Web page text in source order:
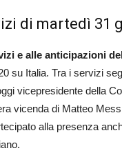
di martedì 31
e alle anticipazioni
su Italia. Tra i servizi
vicepresidente della
vicenda di Matteo
alla presenza